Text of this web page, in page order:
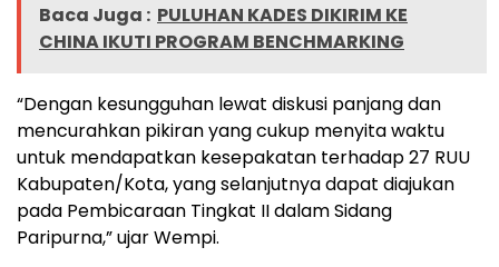
Baca Juga : PULUHAN KADES DIKIRIM KE
CHINA IKUTI PROGRAM BENCHMARKING
“Dengan kesungguhan lewat diskusi panjang dan
mencurahkan pikiran yang cukup menyita waktu
untuk mendapatkan kesepakatan terhadap 27 RUU
Kabupaten/Kota, yang selanjutnya dapat diajukan
pada Pembicaraan Tingkat II dalam Sidang
Paripurna,” ujar Wempi.